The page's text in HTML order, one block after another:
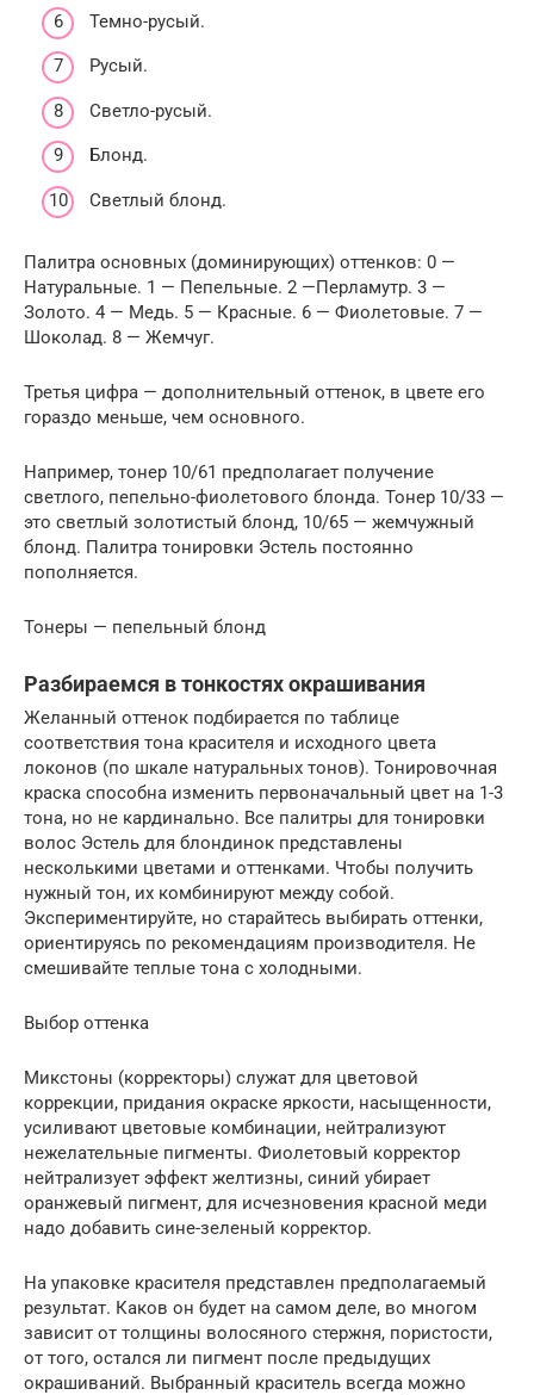
Темно-русый.
Русый.
Светло-русый.
Блонд.
Светлый блонд.
Палитра основных (доминирующих) оттенков: 0 —
Натуральные. 1 — Пепельные. 2 —Перламутр. 3 —
Золото. 4 — Медь. 5 — Красные. 6 — Фиолетовые. 7 —
Шоколад. 8 — Жемчуг.
Третья цифра — дополнительный оттенок, в цвете его
гораздо меньше, чем основного.
Например, тонер 10/61 предполагает получение
светлого, пепельно-фиолетового блонда. Тонер 10/33 —
это светлый золотистый блонд, 10/65 — жемчужный
блонд. Палитра тонировки Эстель постоянно
пополняется.
Тонеры — пепельный блонд
Разбираемся в тонкостях окрашивания
Желанный оттенок подбирается по таблице
соответствия тона красителя и исходного цвета
локонов (по шкале натуральных тонов). Тонировочная
краска способна изменить первоначальный цвет на 1-3
тона, но не кардинально. Все палитры для тонировки
волос Эстель для блондинок представлены
несколькими цветами и оттенками. Чтобы получить
нужный тон, их комбинируют между собой.
Экспериментируйте, но старайтесь выбирать оттенки,
ориентируясь по рекомендациям производителя. Не
смешивайте теплые тона с холодными.
Выбор оттенка
Микстоны (корректоры) служат для цветовой
коррекции, придания окраске яркости, насыщенности,
усиливают цветовые комбинации, нейтрализуют
нежелательные пигменты. Фиолетовый корректор
нейтрализует эффект желтизны, синий убирает
оранжевый пигмент, для исчезновения красной меди
надо добавить сине-зеленый корректор.
На упаковке красителя представлен предполагаемый
результат. Каков он будет на самом деле, во многом
зависит от толщины волосяного стержня, пористости,
от того, остался ли пигмент после предыдущих
окрашиваний. Выбранный краситель всегда можно